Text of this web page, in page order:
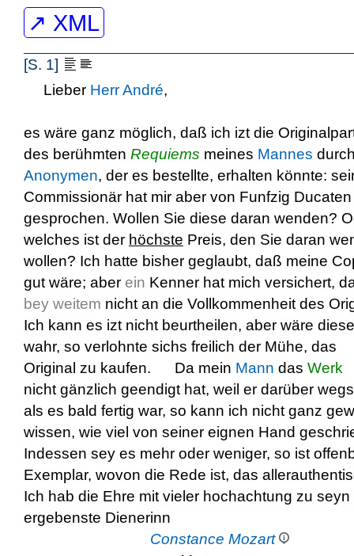
↗ XML
[S. 1]
Lieber Herr André,
es wäre ganz möglich, daß ich izt die
des berühmten Requiems meines Mannes
Anonymen, der es bestellte, erhalten könnte:
Commissionär hat mir aber von Funfzig Ducaten
gesprochen. Wollen Sie diese daran wenden?
welches ist der höchste Preis, den Sie daran
wollen? Ich hatte bisher geglaubt, daß meine
gut wäre; aber ein Kenner hat mich versichert,
bey weitem nicht an die Vollkommenheit des
Ich kann es izt nicht beurtheilen, aber wäre
wahr, so verlohnte sichs freilich der Mühe, das
Original zu kaufen. Da mein Mann das Werk
nicht gänzlich geendigt hat, weil er darüber
als es bald fertig war, so kann ich nicht ganz
wissen, wie viel von seiner eignen Hand
Indessen sey es mehr oder weniger, so ist
Exemplar, wovon die Rede ist, das
Ich hab die Ehre mit vieler hochachtung zu seyn
ergebenste Dienerinn
Constance Mozart